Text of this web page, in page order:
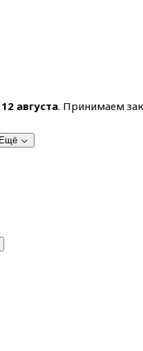
августа. Принимаем
Ещё